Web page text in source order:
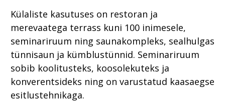
Külaliste kasutuses on restoran ja
merevaatega terrass kuni 100 inimesele,
seminariruum ning saunakompleks, sealhulgas
tünnisaun ja kümblustünnid. Seminariruum
sobib koolitusteks, koosolekuteks ja
konverentsideks ning on varustatud kaasaegse
esitlustehnikaga.